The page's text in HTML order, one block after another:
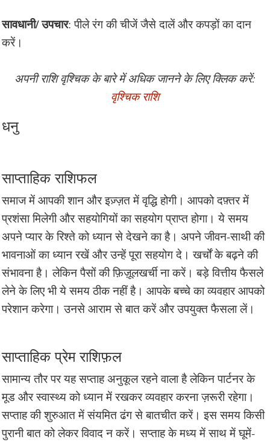
सावधानी/ उपचार: पीले रंग की चीजें जैसे दालें और कपड़ों का दान
करें।
अपनी राशि वृश्चिक के बारे में अधिक जानने के लिए क्लिक करें:
वृश्चिक राशि
धनु
साप्ताहिक राशिफल
समाज में आपकी शान और इज़्ज़त में वृद्धि होगी। आपको दफ़्तर में
प्रशंसा मिलेगी और सहयोगियों का सहयोग प्राप्त होगा। ये समय
अपने प्यार के रिश्ते को ध्यान से देखने का है। अपने जीवन-साथी की
भावनाओं का ध्यान रखें और उन्हें पूरा सहयोग दे। खर्चों के बढ़ने की
संभावना है। लेकिन पैसों की फ़िज़ूलखर्ची ना करें। बड़े वित्तीय फैसले
लेने के लिए भी ये समय ठीक नहीं है। आपके बच्चे का व्यवहार आपको
परेशान करेगा। उनसे आराम से बात करें और उपयुक्त फैसला लें।
साप्ताहिक प्रेम राशिफ़ल
सामान्य तौर पर यह सप्ताह अनुकूल रहने वाला है लेकिन पार्टनर के
मूड और स्वास्थ्य को ध्यान में रखकर व्यवहार करना ज़रूरी रहेगा।
सप्ताह की शुरुआत में संयमित ढंग से बातचीत करें। इस समय किसी
पुरानी बात को लेकर विवाद न करें। सप्ताह के मध्य में साथ में घूमें-